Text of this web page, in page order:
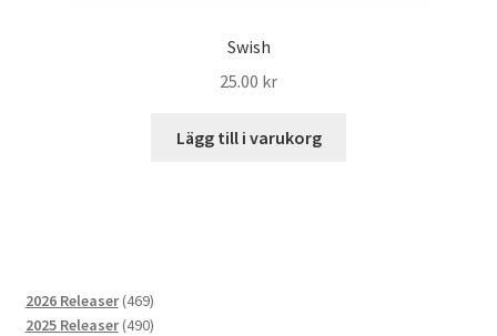
Swish
25.00 kr
Lägg till i varukorg
2026 Releaser 469469
produkter
2025 Releaser 490490